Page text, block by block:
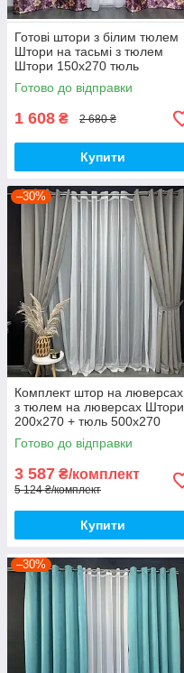
Готові штори з білим тюлем
Штори на тасьмі з тюлем
Штори 150х270 тюль
400х270 Штори з тюлем-
Бузковий
Готово до відправки
1 608 ₴ 2 680 ₴
Купити
–30%
Комплект штор на люверсах
з тюлем на люверсах Штори
200х270 + тюль 500х270
Штори з підхопленнями Коір
сіро бежевий
Готово до відправки
3 587 ₴/комплект
5 124 ₴/комплект
Купити
–30%